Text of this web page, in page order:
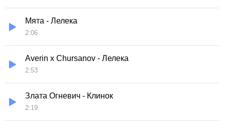
Мята - Лелека
2:06
Averin x Chursanov - Лелека
2:53
Злата Огневич - Клинок
2:19